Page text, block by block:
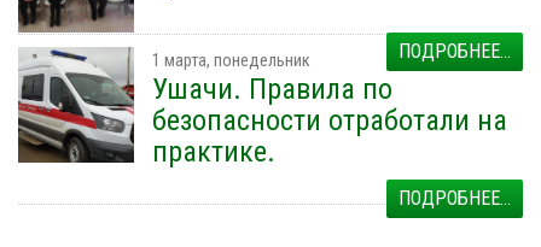
ПОДРОБНЕЕ...
1 марта, понедельник
Ушачи. Правила по
безопасности отработали на
практике.
ПОДРОБНЕЕ...